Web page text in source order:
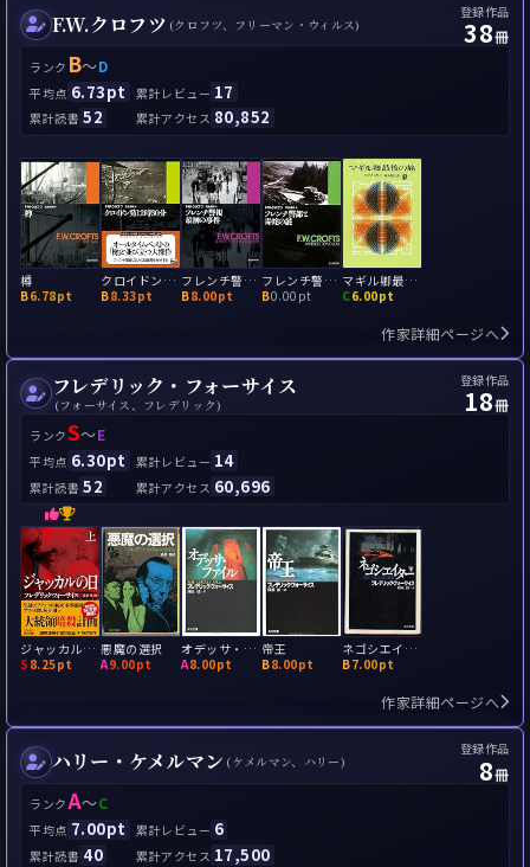
F.W.クロフツ (クロフツ、フリーマン・ウィルス)
登録作品
38冊
ランク B～D
平均点 6.73pt 累計レビュー 17
累計読書 52 累計アクセス 80,852
樽
B6.78pt
クロイドン発12時30分
B8.33pt
フレンチ警視最初の事件
B8.00pt
フレンチ警部と毒蛇の謎
B0.00pt
マギル卿最後の旅
C6.00pt
作家詳細ページへ
フレデリック・フォーサイス
(フォーサイス、フレデリック)
登録作品
18冊
ランクS～E
平均点 6.30pt 累計レビュー 14
累計読書 52 累計アクセス 60,696
ジャッカルの日
S 8.25pt
悪魔の選択
A9.00pt
オデッサ・ファイル
A8.00pt
帝王
B8.00pt
ネゴシエイター
B7.00pt
作家詳細ページへ
ハリー・ケメルマン (ケメルマン、ハリー)
登録作品
8冊
ランクA～C
平均点 7.00pt 累計レビュー 6
累計読書 40 累計アクセス 17,500